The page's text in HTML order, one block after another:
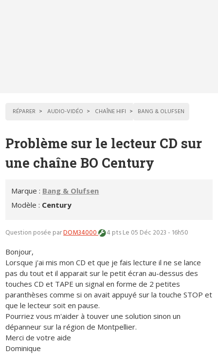
RÉPARER AUDIO-VIDÉO CHAÎNE HIFI BANG & OLUFSEN
Problème sur le lecteur CD sur
une chaîne BO Century
Marque : Bang & Olufsen
Modèle : Century
Question posée parDOM34000 4 ptsLe 05 Déc 2023 - 16h50
Bonjour,
Lorsque j'ai mis mon CD et que je fais lecture il ne se lance
pas du tout et il apparait sur le petit écran au-dessus des
touches CD et TAPE un signal en forme de 2 petites
paranthèses comme si on avait appuyé sur la touche STOP et
que le lecteur soit en pause.
Pourriez vous m'aider à touver une solution sinon un
dépanneur sur la région de Montpellier.
Merci de votre aide
Dominique